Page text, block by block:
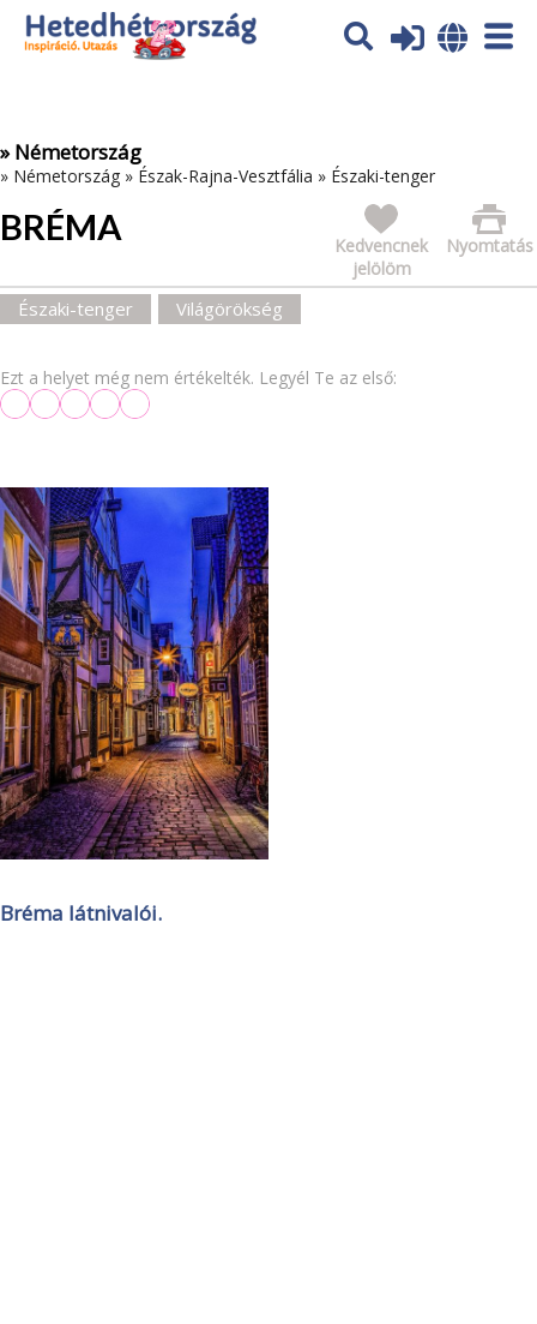
Az oldal sütiket (cookies) használ. További tájékoztatás itt:
Adatvédelmi tájékoztató
» Németország
» Németország » Észak-Rajna-Vesztfália » Északi-tenger
BRÉMA Nyomtatás
Kedvencnek
jelölöm
Északi-tenger Világörökség
Ezt a helyet még nem értékelték. Legyél Te az első:
Bréma látnivalói.